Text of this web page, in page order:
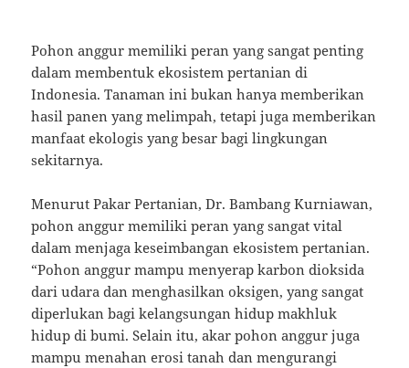
Pohon anggur memiliki peran yang sangat penting
dalam membentuk ekosistem pertanian di
Indonesia. Tanaman ini bukan hanya memberikan
hasil panen yang melimpah, tetapi juga memberikan
manfaat ekologis yang besar bagi lingkungan
sekitarnya.
Menurut Pakar Pertanian, Dr. Bambang Kurniawan,
pohon anggur memiliki peran yang sangat vital
dalam menjaga keseimbangan ekosistem pertanian.
“Pohon anggur mampu menyerap karbon dioksida
dari udara dan menghasilkan oksigen, yang sangat
diperlukan bagi kelangsungan hidup makhluk
hidup di bumi. Selain itu, akar pohon anggur juga
mampu menahan erosi tanah dan mengurangi